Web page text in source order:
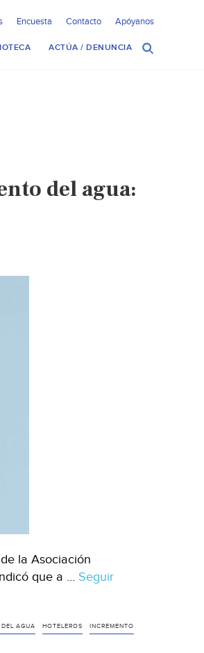
Encuesta Contacto Apóyanos
ACTÚA / DENUNCIA
del agua:
la Asociación
que a … Seguir
AGUA HOTELEROS INCREMENTO